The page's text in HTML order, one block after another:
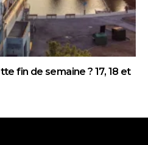
fin de semaine ? 17, 18 et